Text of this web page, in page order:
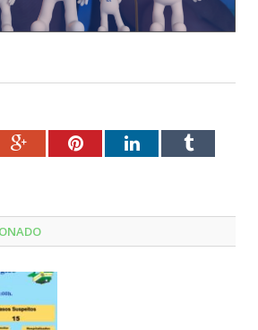
Google+PinterestLinkedInTumblr